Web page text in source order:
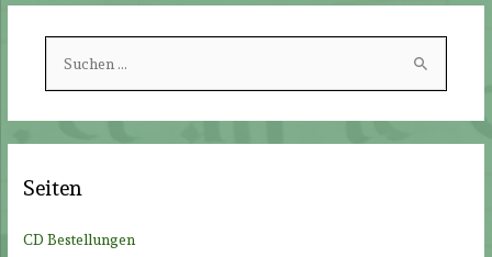
n
Seiten
CD Bestellungen